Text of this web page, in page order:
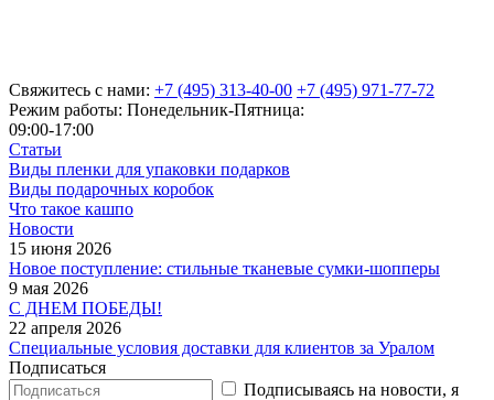
Свяжитесь с нами: +7 (495) 313-40-00 +7 (495) 971-77-72
Режим работы: Понедельник-Пятница:
09:00-17:00
Статьи
Виды пленки для упаковки подарков
Виды подарочных коробок
Что такое кашпо
Новости
15 июня 2026
Новое поступление: стильные тканевые сумки-шопперы
9 мая 2026
С ДНЕМ ПОБЕДЫ!
22 апреля 2026
Специальные условия доставки для клиентов за Уралом
Подписаться
Подписываясь на новости, я